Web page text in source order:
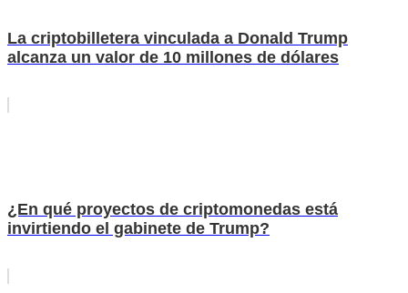
La criptobilletera vinculada a Donald Trump
alcanza un valor de 10 millones de dólares
¿En qué proyectos de criptomonedas está
invirtiendo el gabinete de Trump?